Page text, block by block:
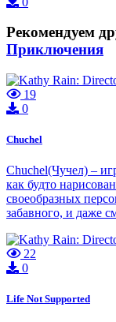
Рекомендуем
Приключения
19
0
Chuchel
Chuchel(Чучел) –
как будто
своеобразных
забавного, и даже
22
0
Life Not Supported